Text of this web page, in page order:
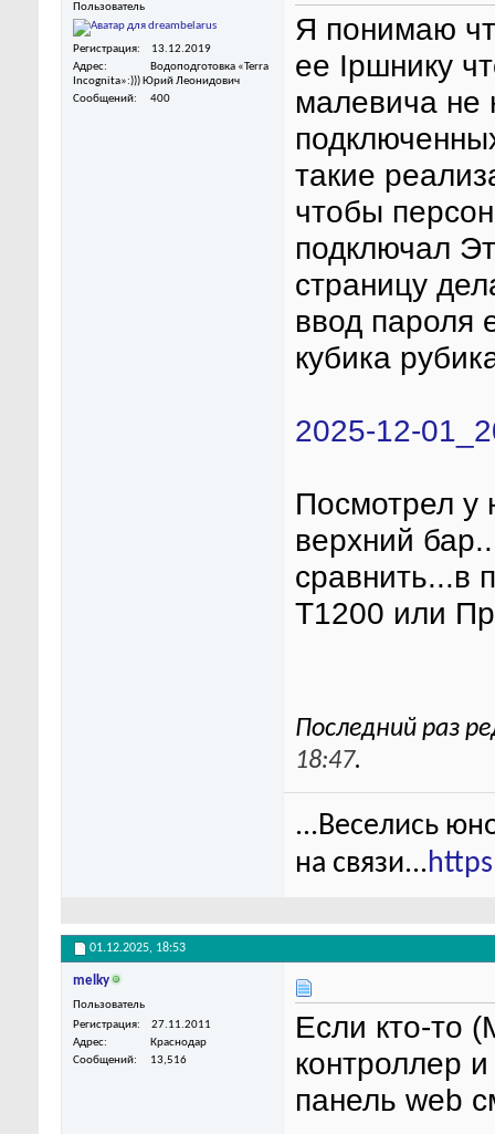
Пользователь
Регистрация
13.12.2019
Адрес
Водоподготовка «Terra
Incognita»:))) Юрий Леонидович
Сообщений
400
Я понимаю
ее Ipшнику
малевича не
такие
чтобы
подключал
страницу
ввод пароля
кубика
2025-12-
Посмотрел у
верхний
сравнить...в
Т1200 или
Последний раз
18:47.
...Веселись
на связи...
01.12.2025, 18:53
melky
Пользователь
Регистрация
27.11.2011
Адрес
Краснодар
Сообщений
13,516
Если кто-то
контроллер
панель web